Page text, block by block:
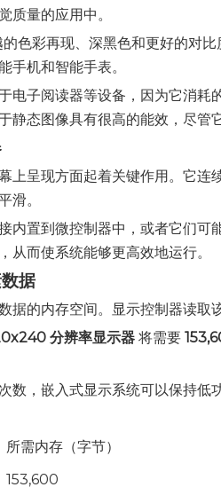
质量的应用中。
的色彩再现、深黑色和更好的对
手机和智能手表。
电子阅读器等设备，因为它消
静态图像具有很高的能效，尽管
上呈现方面起着关键作用。它
滑。
内置到微控制器中，或者它们
从而使系统能够更高效地运行。
据
据的内存空间。显示控制器读取
分辨率显示器 将需要
数，嵌入式显示系统可以保持
所需内存（字节）
153,600